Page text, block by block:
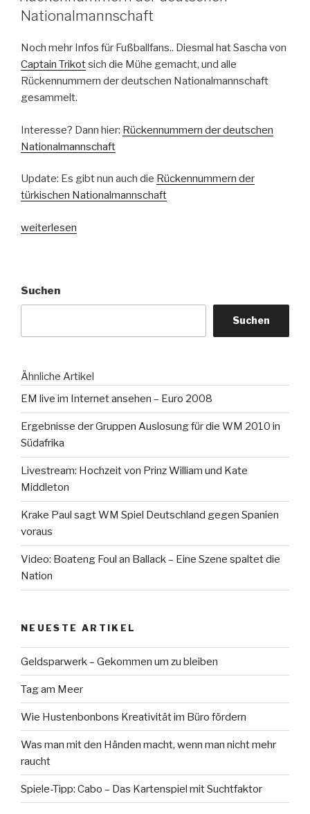
Nationalmannschaft
Noch mehr Infos für Fußballfans.. Diesmal hat Sascha von
Captain Trikotsich die Mühe gemacht, und alle
Rückennummern der deutschen Nationalmannschaft
gesammelt.
Interesse? Dann hier: Rückennummern der deutschen
Nationalmannschaft
Update: Es gibt nun auch die Rückennummern der
türkischen Nationalmannschaft
„Rückennummern
weiterlesen
Suchen
Suchen
Ähnliche Artikel
EM live im Internet ansehen – Euro 2008
Ergebnisse der Gruppen Auslosung für die WM 2010 in
Südafrika
Livestream: Hochzeit von Prinz William und Kate
Middleton
Krake Paul sagt WM Spiel Deutschland gegen Spanien
voraus
Video: Boateng Foul an Ballack – Eine Szene spaltet die
Nation
NEUESTE ARTIKEL
Geldsparwerk – Gekommen um zu bleiben
Tag am Meer
Wie Hustenbonbons Kreativität im Büro fördern
Was man mit den Händen macht, wenn man nicht mehr
raucht
Spiele-Tipp: Cabo – Das Kartenspiel mit Suchtfaktor